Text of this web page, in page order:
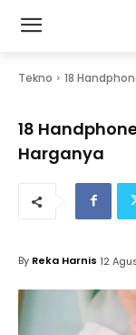
Tekno 18
18
Harganya
By Reka Harnis 12